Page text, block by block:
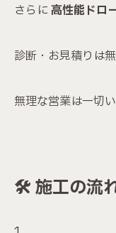
さらに高性能ドロ
診断・お見積りは無
無理な営業は一切
🛠 施工の流